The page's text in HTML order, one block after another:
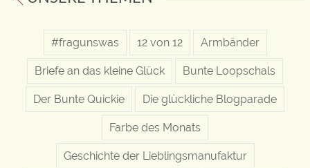
#fragunswas 12 von 12 Armbänder
Briefe an das kleine Glück Bunte Loopschals
Der Bunte Quickie Die glückliche Blogparade
Farbe des Monats
Geschichte der Lieblingsmanufaktur